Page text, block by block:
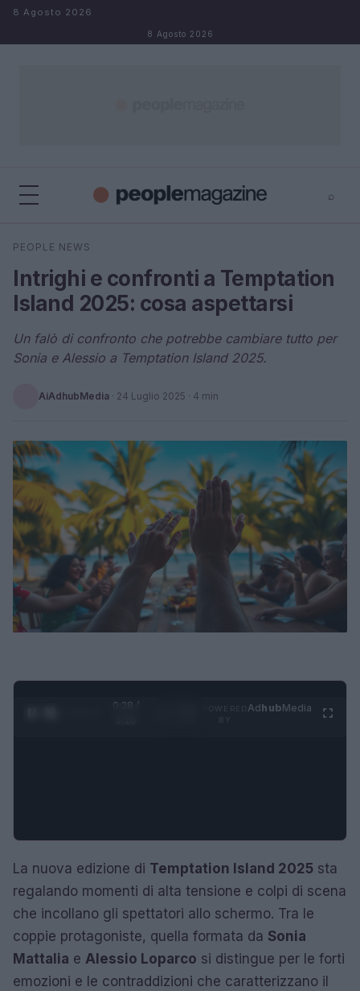
Salta al contenuto
8 Agosto 2026
8 Agosto 2026
⌕
Cerca
PEOPLE NEWS
Intrighi e confronti a Temptation
Island 2025: cosa aspettarsi
Un falò di confronto che potrebbe cambiare tutto per
Sonia e Alessio a Temptation Island 2025.
AiAdhubMedia · 24 Luglio 2025 · 4 min
0:28 /
AdhubMedia
La nuova edizione di Temptation Island 2025 sta
regalando momenti di alta tensione e colpi di scena
che incollano gli spettatori allo schermo. Tra le
coppie protagoniste, quella formata da Sonia
Mattalia e Alessio Loparco si distingue per le forti
emozioni e le contraddizioni che caratterizzano il